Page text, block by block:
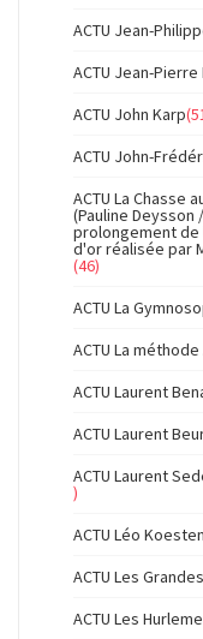
ACTU Jean-
ACTU Jean-Pierre
ACTU John Karp
ACTU John-
ACTU La Chasse
(Pauline Deysson
prolongement de
d'or réalisée par
(46)
ACTU La
ACTU La
ACTU Laurent
ACTU Laurent
ACTU Laurent
)
ACTU Léo Koesten
ACTU Les
ACTU Les